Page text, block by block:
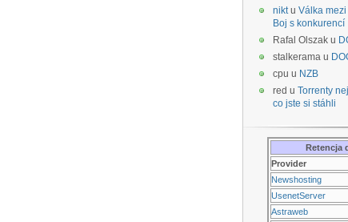
niktu Válka
Boj s konkurencí
Rafal Olszak u
stalkerama u
cpu u NZB
red u Torrenty
co jste si stáhli
Retencja
Provider
Newshosting
UsenetServer
Astraweb